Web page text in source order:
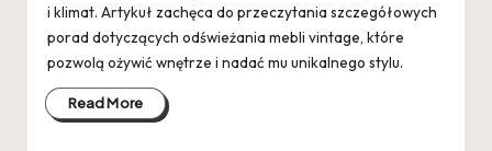
i klimat. Artykuł zachęca do przeczytania szczegółowych
porad dotyczących odświeżania mebli vintage, które
pozwolą ożywić wnętrze i nadać mu unikalnego stylu.
Read More